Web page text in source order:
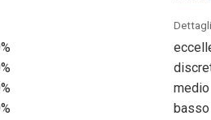
o con la creazione dei set da
medio
basso